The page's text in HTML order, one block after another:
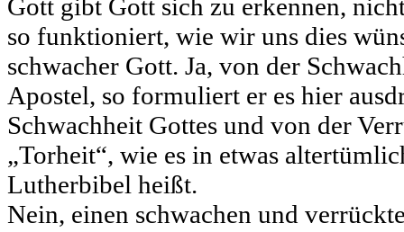
Gott gibt Gott sich zu erkennen,
so funktioniert, wie wir uns dies
schwacher Gott. Ja, von der
Apostel, so formuliert er es hier
Schwachheit Gottes und von der
„Torheit“, wie es in etwas
Lutherbibel heißt.
Nein, einen schwachen und